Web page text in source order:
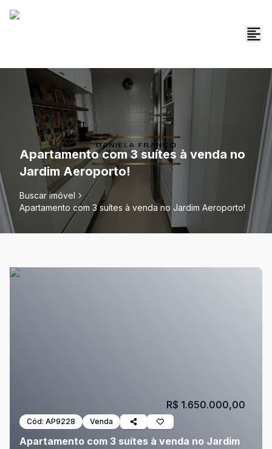
Apartamento com 3 suítes à venda no
Jardim Aeroporto!
Buscar imóvel
Apartamento com 3 suítes à venda no Jardim Aeroporto!
Cód: AP9228 Venda
Apartamento com 3 suítes à venda no Jardim
R$ 1.650.000,00